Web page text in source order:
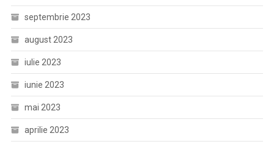
septembrie 2023
august 2023
iulie 2023
iunie 2023
mai 2023
aprilie 2023